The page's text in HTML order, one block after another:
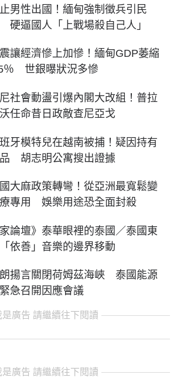
男性出國！緬甸強制徵兵引民
硬逼國人「上戰場殺自己人」
讓經濟慘上加慘！緬甸GDP萎縮
％ 世銀曝狀況多慘
社會動盪引爆內閣大改組！普拉
任命昔日政敵查尼亞戈
牙模特兒在越南被捕！疑因持有
胡志明公寓搜出證據
大麻政策轉彎！從亞洲最寬鬆變
專用 娛樂用途恐全面封殺
論壇》泰華眼裡的泰國／泰國東
依善」音樂的邊界移動
揚言關閉荷姆茲海峽 泰國能源
急召開因應會議
是廣告 請繼續往下閱讀
是廣告 請繼續往下閱讀